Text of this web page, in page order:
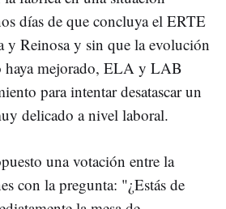
días de que concluya el ERTE
y Reinosa y sin que la evolución
haya mejorado, ELA y LAB
para intentar desatascar un
delicado a nivel laboral.
una votación entre la
con la pregunta: "¿Estás de